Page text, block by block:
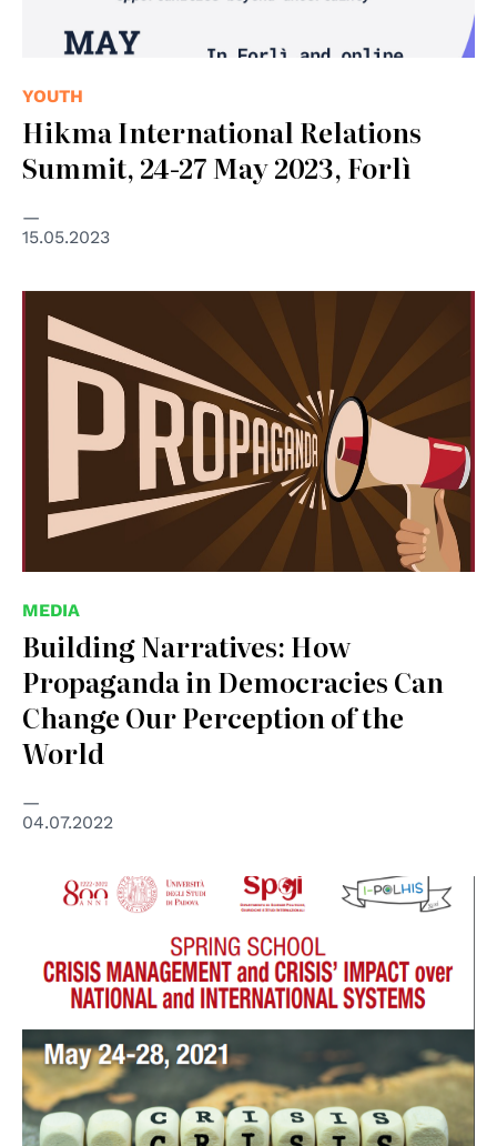
YOUTH
Hikma International Relations
Summit, 24-27 May 2023, Forlì
15.05.2023
MEDIA
Building Narratives: How
Propaganda in Democracies Can
Change Our Perception of the
World
04.07.2022